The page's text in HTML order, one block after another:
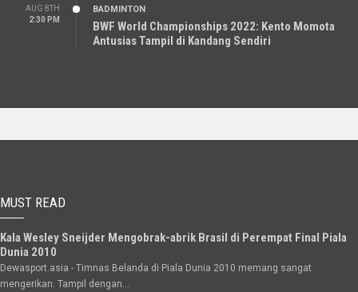
AUG 8TH
2:30 PM
BADMINTON
BWF World Championships 2022: Kento Momota
Antusias Tampil di Kandang Sendiri
MUST READ
Kala Wesley Sneijder Mengobrak-abrik Brasil di Perempat Final Piala
Dunia 2010
Dewasport.asia - Timnas Belanda di Piala Dunia 2010 memang sangat
mengerikan. Tampil dengan...